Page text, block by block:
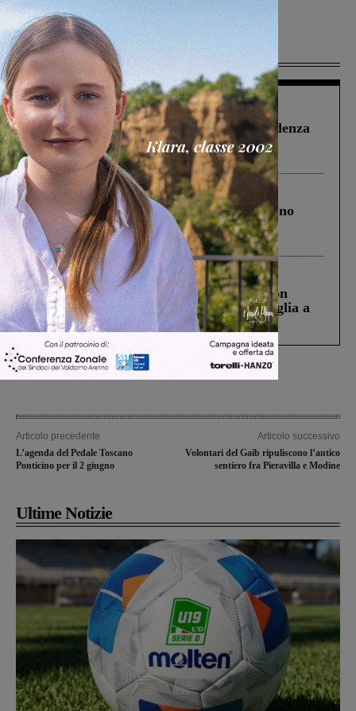
Più lette
Figline Incisa Valdarno 1 Agosto 2026
Piscina di Figline finanziata oltre la scadenza
Pnrr, il gruppo di Fratelli d’Italia: “Un
ringraziamento al Governo”
Cronaca 4 Agosto 2026
Un anno fa la strage in A1 in cui morirono
Gianni, Giulia e Franco. Lo schianto, il
processo, lo stop ai sorpassi fra tir....
Cronaca 3 Agosto 2026
Scomparso da una struttura di Castiglion
Fiorentino l’uomo che aveva ucciso la figlia a
Levane nel 2020
Articolo precedente
L’agenda del Pedale Toscano
Ponticino per il 2 giugno
Articolo successivo
Volontari del Gaib ripuliscono l’antico
sentiero fra Pieravilla e Modine
Ultime Notizie